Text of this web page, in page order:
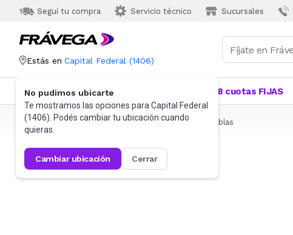
Seguí tu compra Servicio técnico Sucursales
Estás en Capital Federal (1406)
No pudimos ubicarte
Te mostramos las opciones para Capital Federal
(1406). Podés cambiar tu ubicación cuando
quieras.
cambiar ubicación cerrar
Categorías Más Vendidos 18 cuotas FIJAS
Frávega Hogar Bazar Utensilios de cocina Tablas